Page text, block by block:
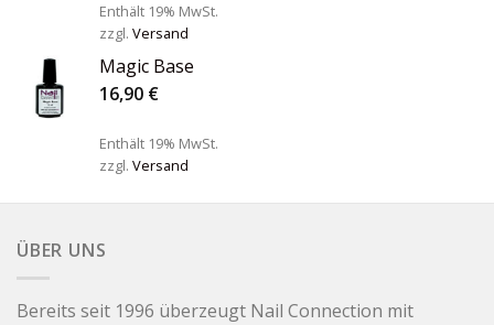
Enthält 19% MwSt.
zzgl. Versand
Magic Base
16,90 €
Enthält 19% MwSt.
zzgl. Versand
ÜBER UNS
Bereits seit 1996 überzeugt Nail Connection mit